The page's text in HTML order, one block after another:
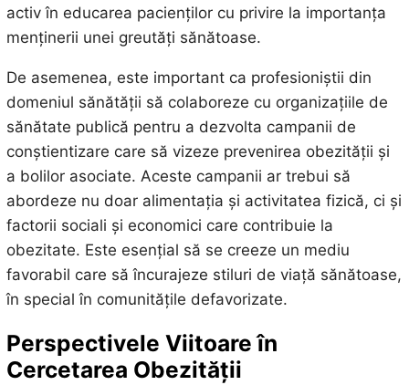
activ în educarea pacienților cu privire la importanța
menținerii unei greutăți sănătoase.
De asemenea, este important ca profesioniștii din
domeniul sănătății să colaboreze cu organizațiile de
sănătate publică pentru a dezvolta campanii de
conștientizare care să vizeze prevenirea obezității și
a bolilor asociate. Aceste campanii ar trebui să
abordeze nu doar alimentația și activitatea fizică, ci și
factorii sociali și economici care contribuie la
obezitate. Este esențial să se creeze un mediu
favorabil care să încurajeze stiluri de viață sănătoase,
în special în comunitățile defavorizate.
Perspectivele Viitoare în
Cercetarea Obezității